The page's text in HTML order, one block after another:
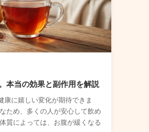
本当の効果と副作用を解説
康に嬉しい変化が期待できま
ため、多くの人が安心して飲め
質によっては、お腹が緩くなる